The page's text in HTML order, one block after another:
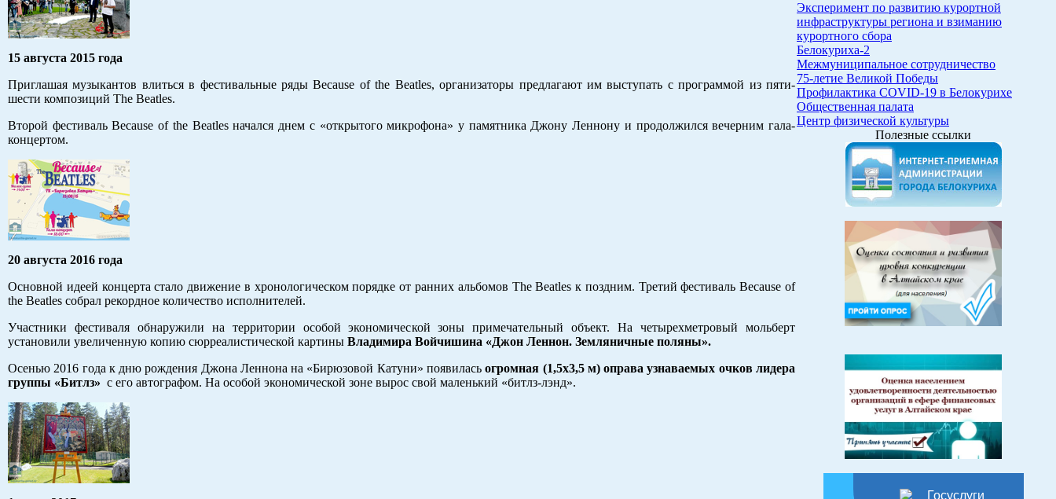
15 августа 2015 года
Приглашая музыкантов влиться в фестивальные ряды Because of the Beatles, организаторы предлагают им выступать с программой из пяти-
шести композиций The Beatles.
Второй фестиваль Because of the Beatles начался днем с «открытого микрофона» у памятника Джону Леннону и продолжился вечерним гала-
концертом.
20 августа 2016 года
Основной идеей концерта стало движение в хронологическом порядке от ранних альбомов The Beatles к поздним. Третий фестиваль Because of
the Beatles собрал рекордное количество исполнителей.
Участники фестиваля обнаружили на территории особой экономической зоны примечательный объект. На четырехметровый мольберт
установили увеличенную копию сюрреалистической картины Владимира Войчишина «Джон Леннон. Земляничные поляны».
Осенью 2016 года к дню рождения Джона Леннона на «Бирюзовой Катуни» появиласьогромная (1,5х3,5 м) оправа узнаваемых очков лидера
группы «Битлз» с его автографом. На особой экономической зоне вырос свой маленький «битлз-лэнд».
Эксперимент по развитию курортной
инфраструктуры региона и взиманию
курортного сбора
Белокуриха-2
Межмуниципальное сотрудничество
75-летие Великой Победы
Профилактика COVID-19 в Белокурихе
Общественная палата
Центр физической культуры
Полезные ссылки